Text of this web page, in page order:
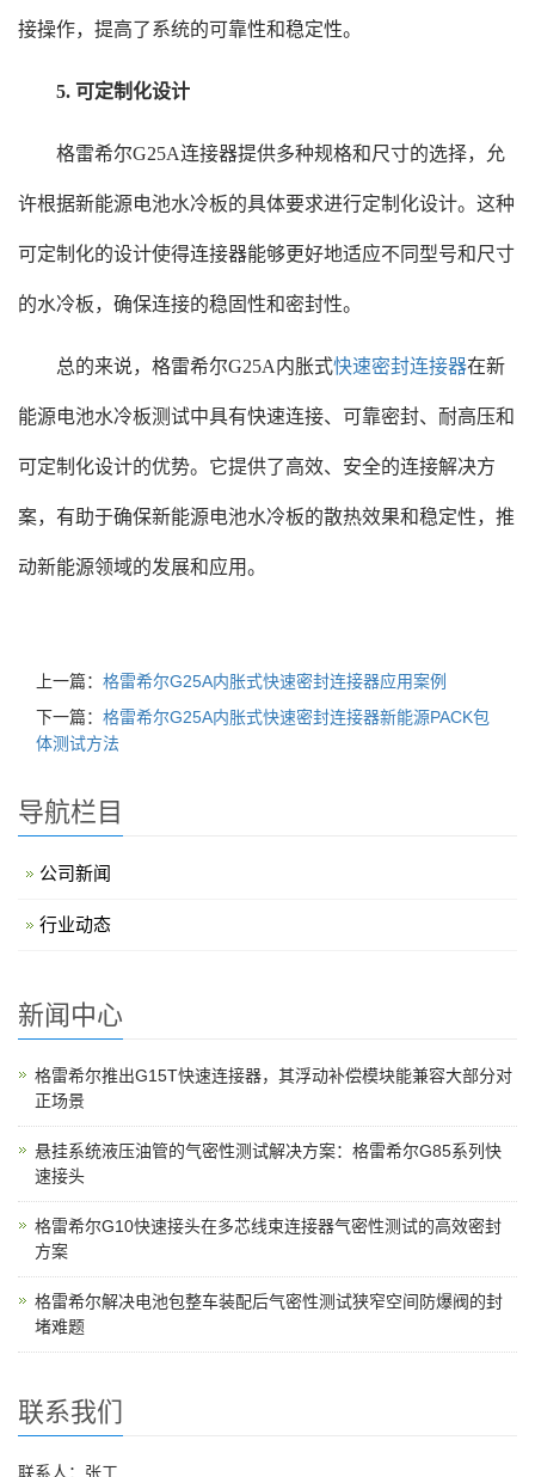
接操作，提高了系统的可靠性和稳定性。
5. 可定制化设计
格雷希尔G25A连接器提供多种规格和尺寸的选择，允
许根据新能源电池水冷板的具体要求进行定制化设计。这种
可定制化的设计使得连接器能够更好地适应不同型号和尺寸
的水冷板，确保连接的稳固性和密封性。
总的来说，格雷希尔G25A内胀式快速密封连接器在新
能源电池水冷板测试中具有快速连接、可靠密封、耐高压和
可定制化设计的优势。它提供了高效、安全的连接解决方
案，有助于确保新能源电池水冷板的散热效果和稳定性，推
动新能源领域的发展和应用。
上一篇： 格雷希尔G25A内胀式快速密封连接器应用案例
下一篇： 格雷希尔G25A内胀式快速密封连接器新能源PACK包
体测试方法
导航栏目
公司新闻
行业动态
新闻中心
格雷希尔推出G15T快速连接器，其浮动补偿模块能兼容大部分对
正场景
悬挂系统液压油管的气密性测试解决方案：格雷希尔G85系列快
速接头
格雷希尔G10快速接头在多芯线束连接器气密性测试的高效密封
方案
格雷希尔解决电池包整车装配后气密性测试狭窄空间防爆阀的封
堵难题
联系我们
联系人：张工